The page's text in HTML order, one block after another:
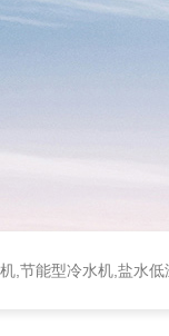
,节能型冷水机,盐水低